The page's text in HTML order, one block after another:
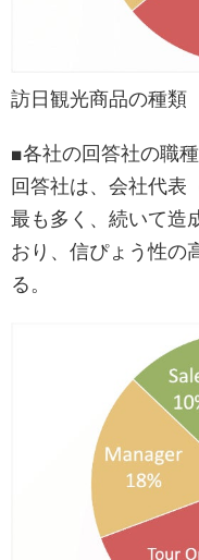
訪日観光商品の種類
■各社の回答社の職種
回答社は、会社代表
最も多く、続いて造
おり、信ぴょう性の
る。